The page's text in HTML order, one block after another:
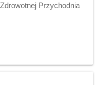
Przychodnia